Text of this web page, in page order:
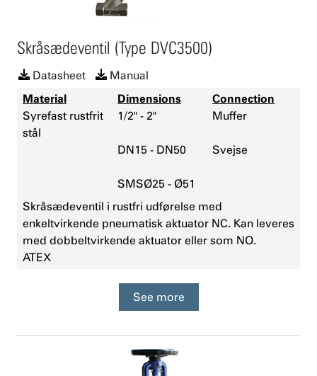
Varme-/køleanlæg
Skråsædeventil (Type DVC3500)
Datasheet
Manual
Material
Syrefast rustfrit
stål
Dimensions
1/2" - 2"
DN15 - DN50
SMSØ25 - Ø51
Connection
Muffer
Svejse
Skråsædeventil i rustfri udførelse med
enkeltvirkende pneumatisk aktuator NC. Kan leveres
med dobbeltvirkende aktuator eller som NO.
ATEX
See more